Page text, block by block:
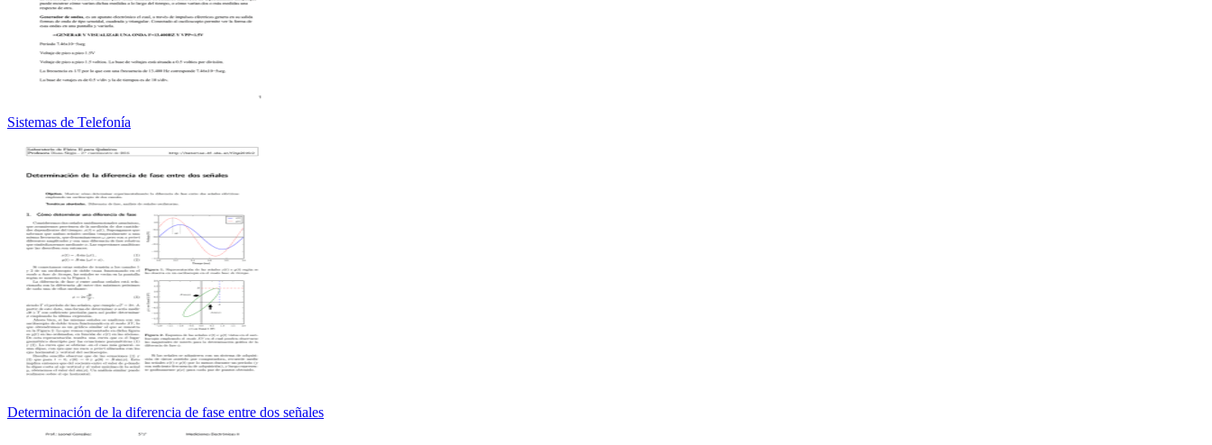
Sistemas de Telefonía
Determinación de la diferencia de fase entre dos señales